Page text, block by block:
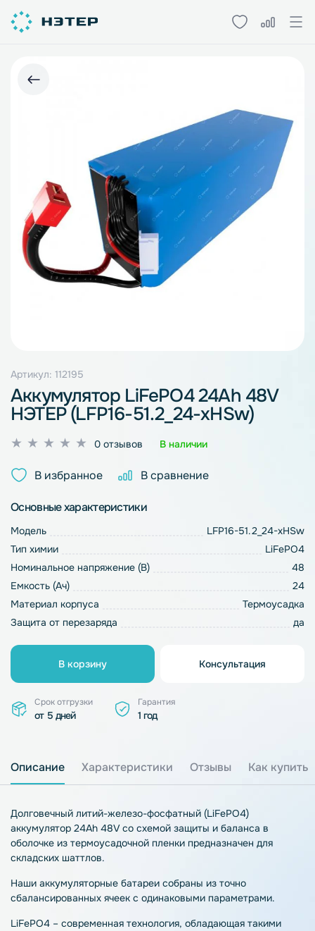
Артикул: 112195
Аккумулятор LiFePO4 24Ah 48V
НЭТЕР (LFP16-51.2_24-xHSw)
Оценка
из
0 отзывов В наличии
В избранное В сравнение
Основные характеристики
Модель
LFP16-51.2_24-xHSw
Тип химии
LiFePO4
Номинальное напряжение (В)
48
Емкость (Ач)
24
Материал корпуса
Термоусадка
Защита от перезаряда
да
В корзину Консультация
Срок отгрузки
от 5 дней
Гарантия
1 год
Описание Характеристики Отзывы Как купить
Долговечный литий-железо-фосфатный (LiFePO4)
аккумулятор 24Ah 48V со схемой защиты и баланса в
оболочке из термоусадочной пленки предназначен для
складских шаттлов.
Наши аккумуляторные батареи собраны из точно
сбалансированных ячеек с одинаковыми параметрами.
LiFePO4 – современная технология, обладающая такими